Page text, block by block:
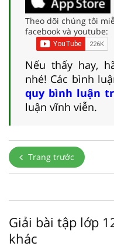
Theo dõi chúng tôi
facebook và youtube:
Nếu thấy hay,
nhé! Các bình
quy bình luận
luận vĩnh viễn.
Trang trước
Giải bài tập lớp
khác